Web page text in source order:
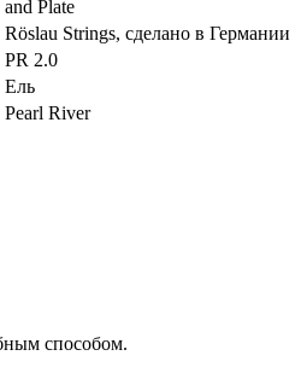
and Plate
Röslau Strings, сделано в Германии
PR 2.0
Ель
Pearl River
способом.